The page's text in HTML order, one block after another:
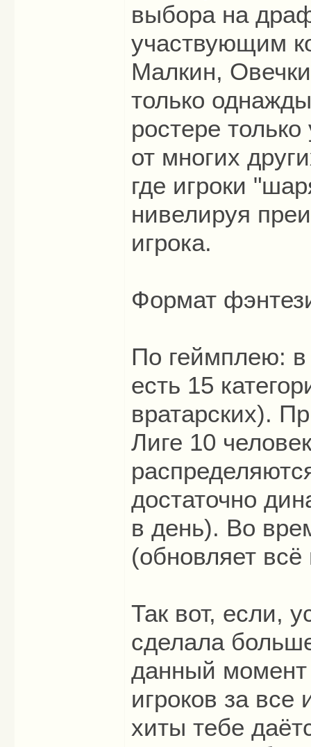
выбора на
участвующим
Малкин,
только
ростере
от многих
где игроки
нивелируя
игрока.
Формат
По геймплею: в
есть 15
вратарских).
Лиге 10
достаточно
в день). Во
(обновляет
Так вот, если,
сделала
данный момент
игроков за все
хиты тебе